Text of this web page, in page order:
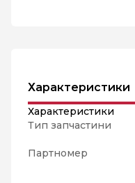
Характеристики
Характеристики
Тип запчастини
Партномер